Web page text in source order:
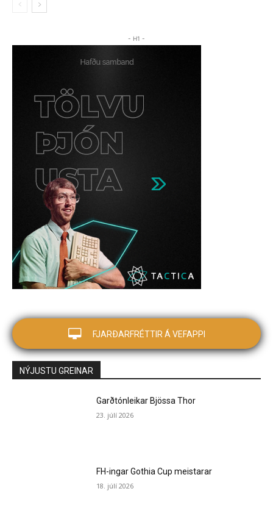
- H1 -
FJARÐARFRÉTTIR Á VEFAPPI
NÝJUSTU GREINAR
Garðtónleikar Bjössa Thor
23. júlí 2026
FH-ingar Gothia Cup meistarar
18. júlí 2026